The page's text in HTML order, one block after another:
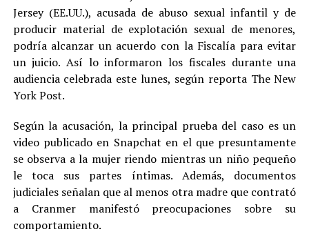
Jersey (EE.UU.), acusada de abuso sexual infantil y de
producir material de explotación sexual de menores,
podría alcanzar un acuerdo con la Fiscalía para evitar
un juicio. Así lo informaron los fiscales durante una
audiencia celebrada este lunes, según reporta The New
York Post.
Según la acusación, la principal prueba del caso es un
video publicado en Snapchat en el que presuntamente
se observa a la mujer riendo mientras un niño pequeño
le toca sus partes íntimas. Además, documentos
judiciales señalan que al menos otra madre que contrató
a Cranmer manifestó preocupaciones sobre su
comportamiento.